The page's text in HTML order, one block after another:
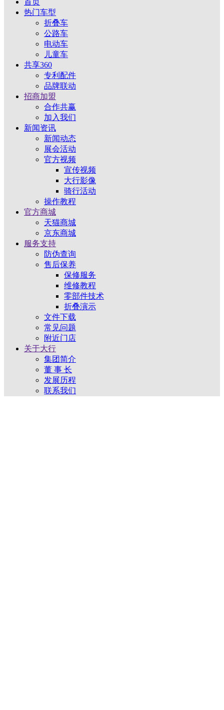
首页
热门车型
折叠车
公路车
电动车
儿童车
共享360
专利配件
品牌联动
招商加盟
合作共赢
加入我们
新闻资讯
新闻动态
展会活动
官方视频
宣传视频
大行影像
骑行活动
操作教程
官方商城
天猫商城
京东商城
服务支持
防伪查询
售后保养
保修服务
维修教程
零部件技术
折叠演示
文件下载
常见问题
附近门店
关于大行
集团简介
董 事 长
发展历程
联系我们